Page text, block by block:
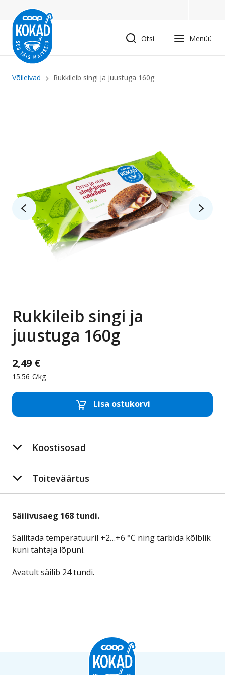
edasi
põhisisu
juurde
Otsi Menüü
Leivapuru
Võileivad Rukkileib singi ja juustuga 160g
Rukkileib singi ja
juustuga 160g
2,49 €
15.56 €/kg
Lisa ostukorvi
Eemalda toode
Koostisosad
Toiteväärtus
Säilivusaeg 168 tundi.
Säilitada temperatuuril +2…+6 °C ning tarbida kõlblik
kuni tähtaja lõpuni.
Avatult säilib 24 tundi.